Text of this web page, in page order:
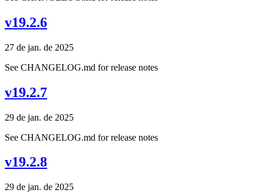
v19.2.6
27 de jan. de 2025
See CHANGELOG.md for release notes
v19.2.7
29 de jan. de 2025
See CHANGELOG.md for release notes
v19.2.8
29 de jan. de 2025